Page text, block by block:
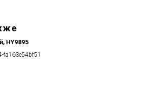
HY9895
fa163e54bf51